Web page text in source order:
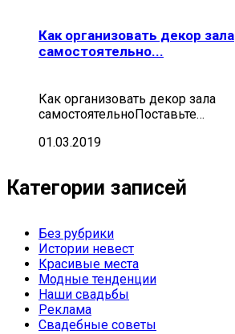
Как организовать декор зала
самостоятельно...
Как организовать декор зала
самостоятельноПоставьте…
01.03.2019
Категории записей
Без рубрики
Истории невест
Красивые места
Модные тенденции
Наши свадьбы
Реклама
Свадебные советы